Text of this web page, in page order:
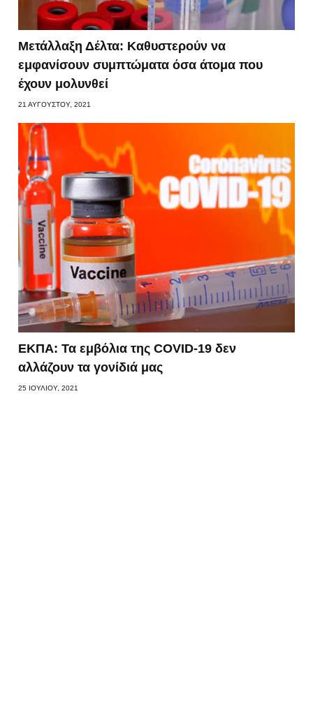
Μετάλλαξη Δέλτα: Καθυστερούν να
εμφανίσουν συμπτώματα όσα άτομα που
έχουν μολυνθεί
21 ΑΥΓΟΎΣΤΟΥ, 2021
ΕΚΠΑ: Τα εμβόλια της COVID-19 δεν
αλλάζουν τα γονίδιά μας
25 ΙΟΥΛΊΟΥ, 2021